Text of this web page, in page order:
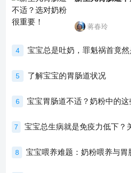
蒋春玲
4 宝宝总是吐奶，罪魁祸首竟然
5 了解宝宝的胃肠道状况
6
7
8